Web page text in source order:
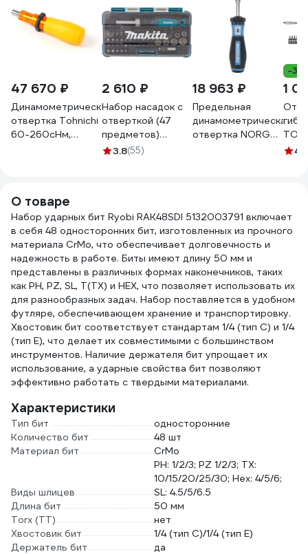
47 670 ₽
Динамометрическая
отвертка Tohnichi
60-260сНм,
2 610 ₽
Набор насадок с
отверткой (47
предметов)
Makita B-36170
3.8(55)
18 963 ₽
Предельная
динамометрическая
отвертка NORGAU
-
1
4.7
О товаре
Набор ударных бит Ryobi RAK48SDI 5132003791 включает
в себя 48 односторонних бит, изготовленных из прочного
материала CrMo, что обеспечивает долговечность и
надежность в работе. Биты имеют длину 50 мм и
представлены в различных формах наконечников, таких
как PH, PZ, SL, T(TX) и HEX, что позволяет использовать их
для разнообразных задач. Набор поставляется в удобном
футляре, обеспечивающем хранение и транспортировку.
Хвостовик бит соответствует стандартам 1/4 (тип С) и 1/4
(тип Е), что делает их совместимыми с большинством
инструментов. Наличие держателя бит упрощает их
использование, а ударные свойства бит позволяют
эффективно работать с твердыми материалами.
Характеристики
Тип бит
односторонние
Количество бит
48 шт
Материал бит
CrMo
Виды шлицев
PH: 1/2/3; PZ 1/2/3; TX:
10/15/20/25/30; Hex: 4/5/6;
SL: 4.5/5/6.5
Длина бит
50 мм
Torx (TT)
нет
Хвостовик бит
1/4 (тип С)/1/4 (тип Е)
Держатель бит
да